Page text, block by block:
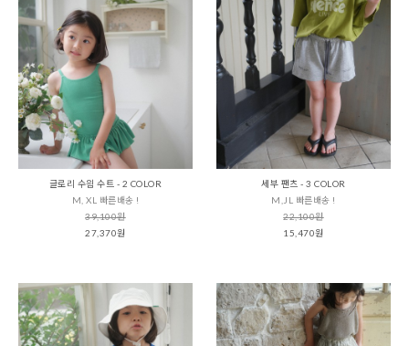
글로리 수읨 수트 - 2 COLOR
M, XL 빠른배송 !
39,100원
27,370원
세부 팬츠 - 3 COLOR
M,JL 빠른배송 !
22,100원
15,470원